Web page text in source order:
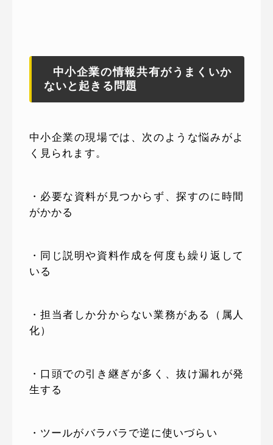
中小企業の情報共有がうまくいか
ないと起きる問題
中小企業の現場では、次のような悩みがよ
く見られます。
・必要な資料が見つからず、探すのに時間
がかかる
・同じ説明や資料作成を何度も繰り返して
いる
・担当者しか分からない業務がある（属人
化）
・口頭での引き継ぎが多く、抜け漏れが発
生する
・ツールがバラバラで逆に使いづらい